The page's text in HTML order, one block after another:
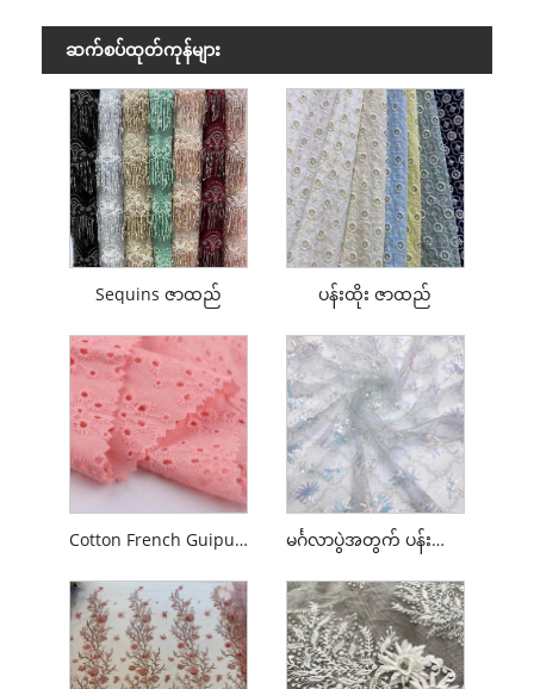
ဆက်စပ်ထုတ်ကုန်များ
Sequins ဇာထည် ပန်းထိုး ဇာထည်
Cotton French Guipure ပန်းထိုးဇာ မင်္ဂလာပွဲအတွက် ပန်းထိုးထားသော French Net Lace